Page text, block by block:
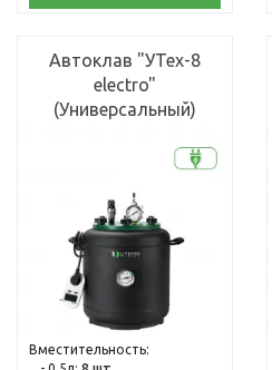
Автоклав "УТех-8
electro"
(Универсальный)
Вместительность: